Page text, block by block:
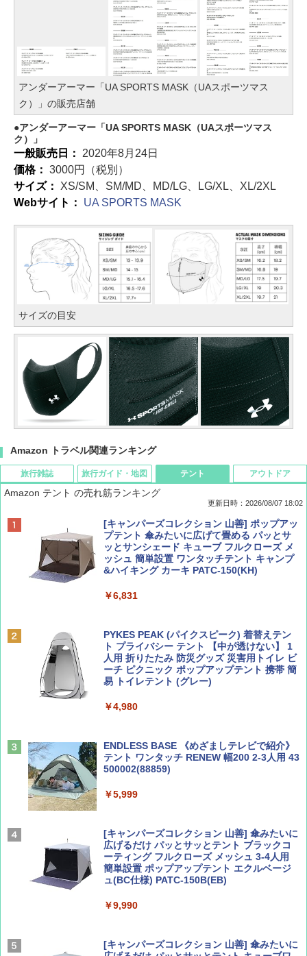
アンダーアーマー「UA SPORTS MASK（UAスポーツマス
ク）」の販売店舗
アンダーアーマー「UA SPORTS MASK（UAスポーツマス
ク）」
一般販売日： 2020年8月24日
価格： 3000円（税別）
サイズ： XS/SM、SM/MD、MD/LG、LG/XL、XL/2XL
Webサイト： UA SPORTS MASK
サイズの目安
Amazon トラベル関連ランキング
旅行雑誌
ディズニーファン ２０２６年 ９月号 [雑
誌] (ＤＩＳＮＥＹ ＦＡＮ)
￥713
￥1,500
AIRLINE（エアライン）2026年9月号【特
集】ボーイング110周年を祝して！
￥1,760
旅行ガイド・地図
僕が見た未来【完全版】
￥0
￥2,079
球の歩き方A ヨーロッパ
A26 地球の歩き方 チェコ ポーランド スロヴ
ァキア 2026～2027 地球の歩き方A ヨーロッ
テント
Amazon テント の売れ筋ランキング
更新日時：2026/08/07 18:02
[キャンパーズコレクション 山善] ポップアッ
プテント 傘みたいに広げて畳める パッとサ
ッとサンシェード キューブ フルクローズ メ
ッシュ 簡単設置 ワンタッチテント キャンプ
&ハイキング カーキ PATC-150(KH)
￥6,831
PYKES PEAK (パイクスピーク) 着替えテン
ト プライバシー テント 【中が透けない】 1
人用 折りたたみ 防災グッズ 災害用トイレ ビ
ーチ ピクニック ポップアップテント 携帯 簡
易 トイレテント (グレー)
￥4,980
ENDLESS BASE 《めざましテレビで紹介》
テント ワンタッチ RENEW 幅200 2-3人用 43
500002(88859)
￥5,999
[キャンパーズコレクション 山善] 傘みたいに
広げるだけ パッとサッとテント ブラックコ
ーティング フルクローズ メッシュ 3-4人用
簡単設置 ポップアップテント エクルベージ
ュ(BC仕様) PATC-150B(EB)
￥9,990
[キャンパーズコレクション 山善] 傘みたいに
アウトドア